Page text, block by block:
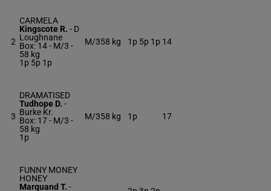
2
CARMELA
Kingscote R. - D
Loughnane
Box: 14 - M/3 -
58 kg
1p 5p 1p
M/358 kg 1p 5p 1p 14
3
DRAMATISED
Tudhope D. -
Burke Kr.
Box: 17 - M/3 -
58 kg
1p
M/358 kg 1p 17
FUNNY MONEY
HONEY
Marquand T. -